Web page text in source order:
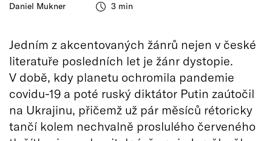
Daniel Mukner
3 min
Jedním z akcentovaných žánrů nejen v české
literatuře posledních let je žánr dystopie.
V době, kdy planetu ochromila pandemie
covidu-19 a poté ruský diktátor Putin zaútočil
na Ukrajinu, přičemž už pár měsíců rétoricky
tančí kolem nechvalně proslulého červeného